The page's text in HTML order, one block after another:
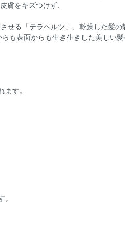
膚をキズつけず、
せる「テラヘルツ」、乾燥した髪
も表面からも生き生きした美しい髪
す。